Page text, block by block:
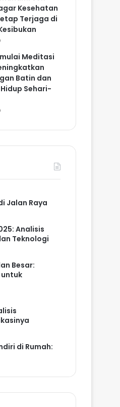
Kesehatan
Terjaga di
Meditasi
Batin dan
Sehari-
Jalan Raya
Analisis
Teknologi
Besar:
di Rumah: